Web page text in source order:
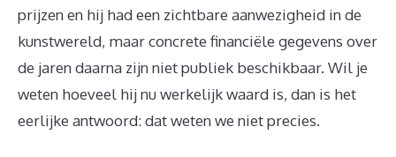
prijzen en hij had een zichtbare aanwezigheid in de
kunstwereld, maar concrete financiële gegevens over
de jaren daarna zijn niet publiek beschikbaar. Wil je
weten hoeveel hij nu werkelijk waard is, dan is het
eerlijke antwoord: dat weten we niet precies.